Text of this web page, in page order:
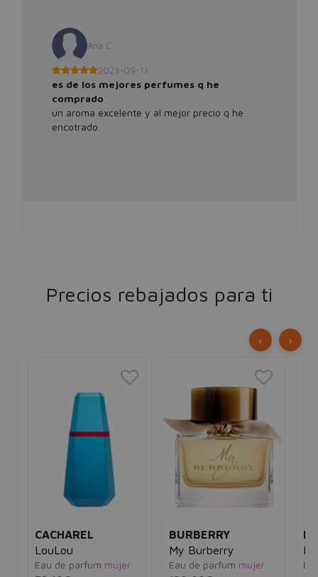
Ana C
2023-09-11
es de los mejores perfumes q he
comprado
un aroma excelente y al mejor precio q he
encotrado.
Precios rebajados para ti
CACHAREL
LouLou
Eau de parfum mujer
BURBERRY
My Burberry
Eau de parfum mujer
‹ ›